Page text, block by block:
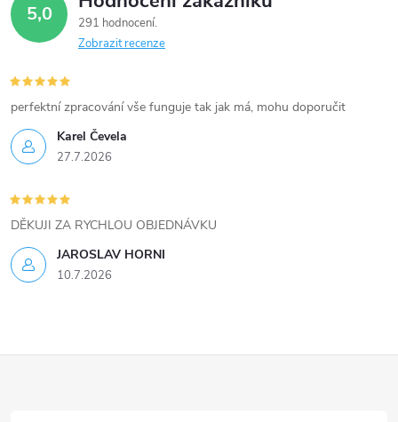
d
a
c
í
p
r
v
k
y
ý
5,0
291 hodnocení
Zobrazit recenze
Karel Čevela
27.7.2026
perfektní zpracování vše funguje tak jak má, mohu doporučit
JAROSLAV HORNI
10.7.2026
DĚKUJI ZA RYCHLOU OBJEDNÁVKU